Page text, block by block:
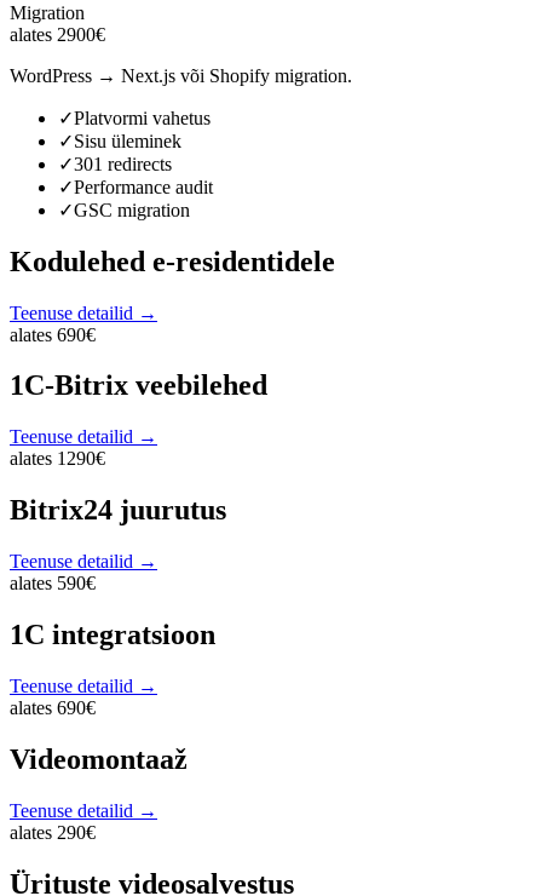
Migration
alates 2900€
WordPress → Next.js või Shopify migration.
✓Platvormi vahetus
✓Sisu üleminek
✓301 redirects
✓Performance audit
✓GSC migration
Kodulehed e-residentidele
Teenuse detailid →
alates 690€
1C-Bitrix veebilehed
Teenuse detailid →
alates 1290€
Bitrix24 juurutus
Teenuse detailid →
alates 590€
1C integratsioon
Teenuse detailid →
alates 690€
Videomontaaž
Teenuse detailid →
alates 290€
Ürituste videosalvestus